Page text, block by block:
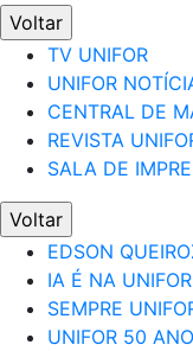
Voltar
TV UNIFOR
UNIFOR
CENTRAL DE
REVISTA
SALA DE
Voltar
EDSON
IA É NA UNIFOR
SEMPRE
UNIFOR 50